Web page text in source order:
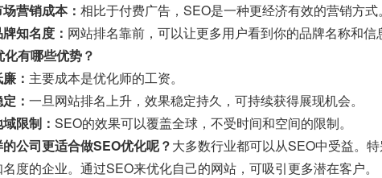
营销成本： 相比于付费广告，SEO是一种更经济有效的营销方式。
知名度： 网站排名靠前，可以让更多用户看到你的品牌名称和信
化有哪些优势？
： 主要成本是优化师的工资。
： 一旦网站排名上升，效果稳定持久，可持续获得展现机会。
限制： SEO的效果可以覆盖全球，不受时间和空间的限制。
公司更适合做SEO优化呢？大多数行业都可以从SEO中受益。
度的企业。通过SEO来优化自己的网站，可吸引更多潜在客户。